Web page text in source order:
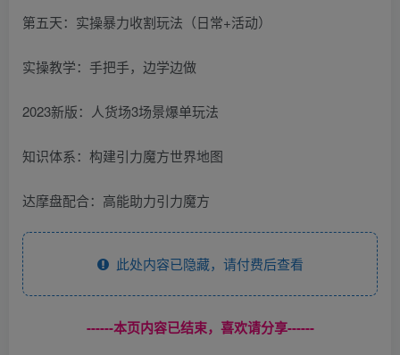
第五天：实操暴力收割玩法（日常+活动）
实操教学：手把手，边学边做
2023新版：人货场3场景爆单玩法
知识体系：构建引力魔方世界地图
达摩盘配合：高能助力引力魔方
此处内容已隐藏，请付费后查看
------本页内容已结束，喜欢请分享------